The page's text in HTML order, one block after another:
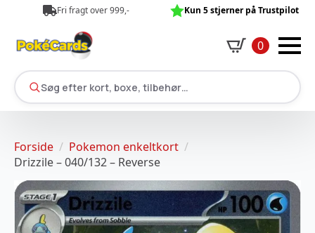
Fri fragt over 999,- Kun 5 stjerner på Trustpilot
0
Søg efter kort, boxe, tilbehør…
Forside
Pokemon enkeltkort
Drizzile – 040/132 – Reverse